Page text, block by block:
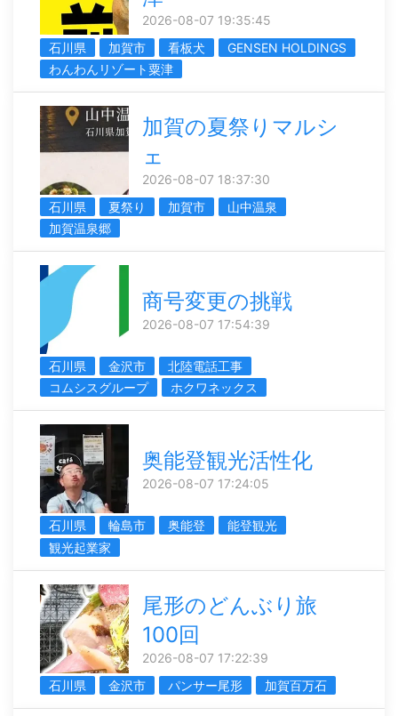
2026-08-07 19:35:45
石川県
加賀市 看板犬
GENSEN HOLDINGS
わんわんリゾート粟津
加賀の夏祭りマルシ
ェ
2026-08-07 18:37:30
石川県
夏祭り 加賀市
山中温泉
加賀温泉郷
商号変更の挑戦
2026-08-07 17:54:39
石川県 金沢市
北陸電話工事
コムシスグループ
ホクワネックス
奥能登観光活性化
2026-08-07 17:24:05
石川県 輪島市 奥能登
能登観光
観光起業家
尾形のどんぶり旅
100回
2026-08-07 17:22:39
石川県
金沢市 パンサー尾形 加賀百万石